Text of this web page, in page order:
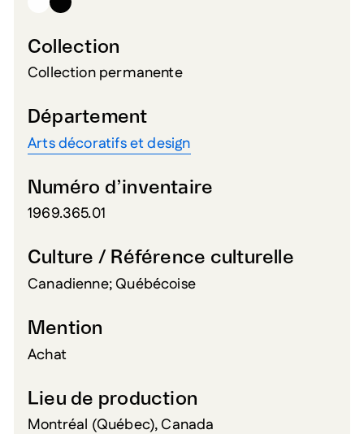
Collection
Collection permanente
Département
Arts décoratifs et design
Numéro d’inventaire
1969.365.01
Culture / Référence culturelle
Canadienne; Québécoise
Mention
Achat
Lieu de production
Montréal (Québec), Canada